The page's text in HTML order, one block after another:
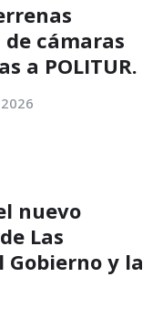
cámaras
a POLITUR.
nuevo
Las
Gobierno y la